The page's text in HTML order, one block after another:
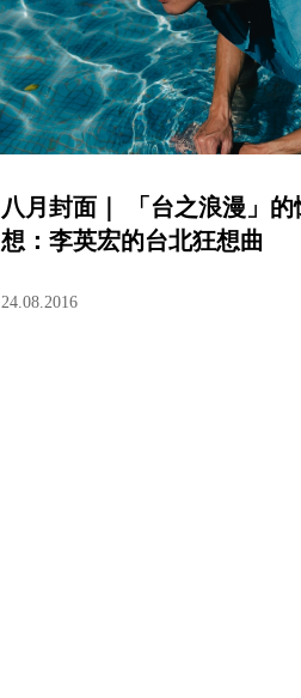
八月封面｜ 「台之浪漫」的
想：李英宏的台北狂想曲
24.08.2016